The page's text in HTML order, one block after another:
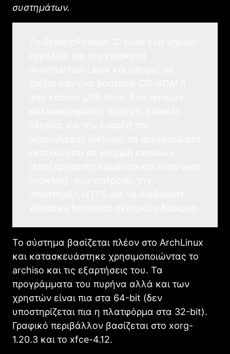
συστημάτων.
Το σύστημα βασίζεται πλέον στο ArchLinux
και κατασκευάστηκε χρησιμοποιώντας το
archiso και τις εξαρτήσεις του. Τα
προγράμματα του πυρήνα αλλά και των
χρηστών είναι πια στα 64-bit (δεν
υποστηρίζεται πια η πλατφόρμα στα 32-bit).
Γραφικό περιβάλλον βασίζεται στο xorg-
1.20.3 και το xfce-4.12.